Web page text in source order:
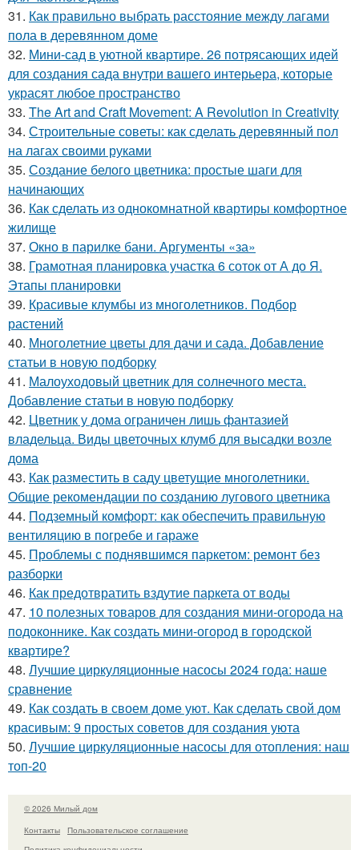
31. Как правильно выбрать расстояние между лагами
пола в деревянном доме
32. Мини-сад в уютной квартире. 26 потрясающих идей
для создания сада внутри вашего интерьера, которые
украсят любое пространство
33. The Art and Craft Movement: A Revolution in Creativity
34. Строительные советы: как сделать деревянный пол
на лагах своими руками
35. Создание белого цветника: простые шаги для
начинающих
36. Как сделать из однокомнатной квартиры комфортное
жилище
37. Окно в парилке бани. Аргументы «за»
38. Грамотная планировка участка 6 соток от А до Я.
Этапы планировки
39. Красивые клумбы из многолетников. Подбор
растений
40. Многолетние цветы для дачи и сада. Добавление
статьи в новую подборку
41. Малоуходовый цветник для солнечного места.
Добавление статьи в новую подборку
42. Цветник у дома ограничен лишь фантазией
владельца. Виды цветочных клумб для высадки возле
дома
43. Как разместить в саду цветущие многолетники.
Общие рекомендации по созданию лугового цветника
44. Подземный комфорт: как обеспечить правильную
вентиляцию в погребе и гараже
45. Проблемы с поднявшимся паркетом: ремонт без
разборки
46. Как предотвратить вздутие паркета от воды
47. 10 полезных товаров для создания мини-огорода на
подоконнике. Как создать мини-огород в городской
квартире?
48. Лучшие циркуляционные насосы 2024 года: наше
сравнение
49. Как создать в своем доме уют. Как сделать свой дом
красивым: 9 простых советов для создания уюта
50. Лучшие циркуляционные насосы для отопления: наш
топ-20
© 2026 Милый дом
Контакты
Пользовательское соглашение